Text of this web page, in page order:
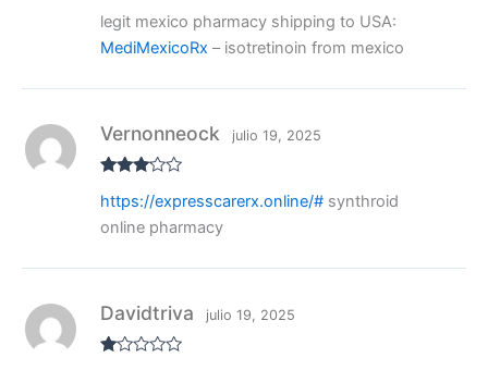
al
or
ad
de
5
legit mexico pharmacy shipping to USA:
MediMexicoRx – isotretinoin from mexico
do con
de 5
Vernonneock julio 19, 2025
https://expresscarerx.online/#synthroid
online pharmacy
Davidtriva julio 19, 2025